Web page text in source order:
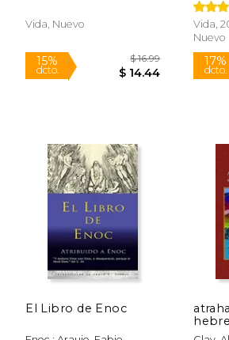
15%
dcto.
Vida, Nuevo
Vida,
Nuevo
El Libro de Enoc
(en